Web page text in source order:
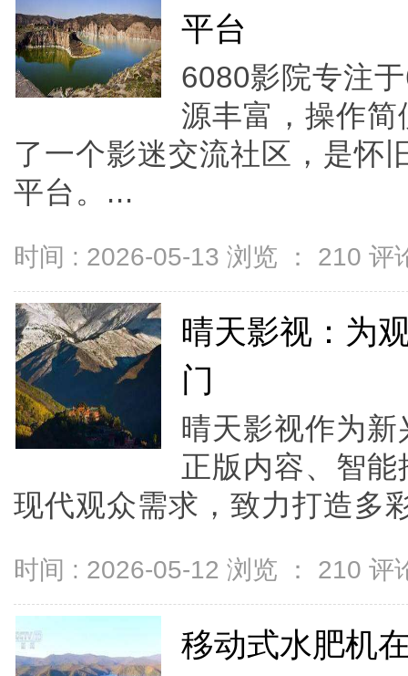
平台
6080影院专注
源丰富，操作
了一个影迷交流社区，是怀
平台。...
时间 : 2026-05-13 浏览 ： 210 评
晴天影视：为
门
晴天影视作为
正版内容、智
现代观众需求，致力打造多
时间 : 2026-05-12 浏览 ： 210 评
移动式水肥机